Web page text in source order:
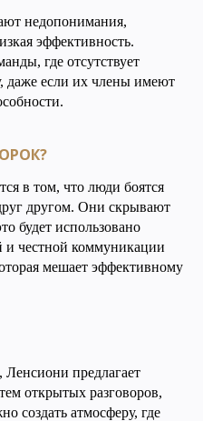
недопонимания,
эффективность.
где отсутствует
даже если их члены имеют
в том, что люди боятся
другом. Они скрывают
будет использовано
и честной коммуникации
мешает эффективному
Ленсиони предлагает
открытых разговоров,
создать атмосферу, где